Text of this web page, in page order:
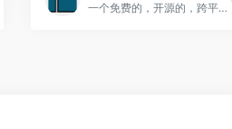
一个免费的，开源的，跨平台...